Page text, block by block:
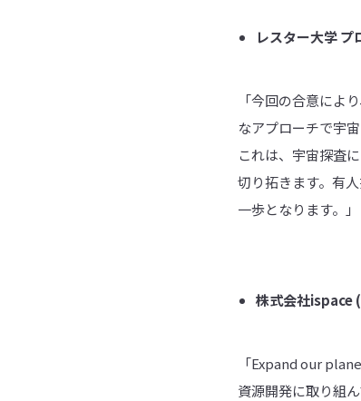
レスター大学
「今回の合意によ
なアプローチで宇
これは、宇宙探査
切り拓きます。有
一歩となります。」
株式会社ispace (
「Expand our
資源開発に取り組